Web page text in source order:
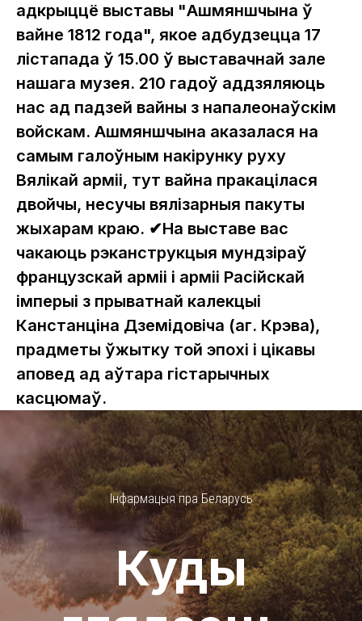
адкрыццё выставы "Ашмяншчына ў
вайне 1812 года", якое адбудзецца 17
лістапада ў 15.00 ў выставачнай зале
нашага музея. 210 гадоў аддзяляюць
нас ад падзей вайны з напалеонаўскім
войскам. Ашмяншчына аказалася на
самым галоўным накірунку руху
Вялікай арміі, тут вайна пракацілася
двойчы, несучы вялізарныя пакуты
жыхарам краю. ✔На выставе вас
чакаюць рэканструкцыя мундзіраў
французскай арміі і арміі Расійскай
імперыі з прыватнай калекцыі
Канстанціна Дземідовіча (аг. Крэва),
прадметы ўжытку той эпохі і цікавы
аповед ад аўтара гістарычных
касцюмаў.
Інфармацыя пра Беларусь
Куды